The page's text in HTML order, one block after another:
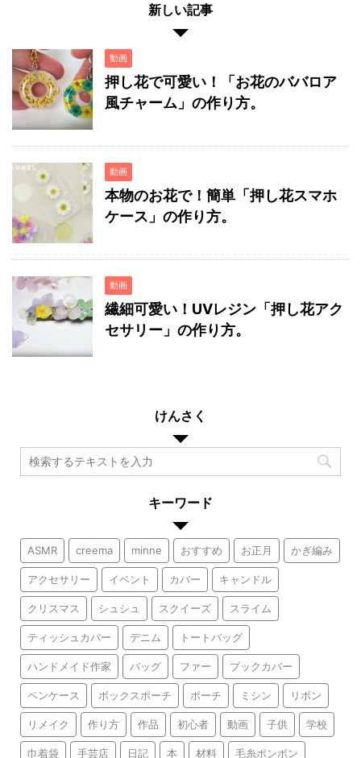
新しい記事
動画
押し花で可愛い！「お花のババロア
風チャーム」の作り方。
動画
本物のお花で！簡単「押し花スマホ
ケース」の作り方。
動画
繊細可愛い！UVレジン「押し花アク
セサリー」の作り方。
けんさく
キーワード
ASMR creema minne おすすめ お正月 かぎ編み
アクセサリー イベント カバー キャンドル
クリスマス シュシュ スクイーズ スライム
ティッシュカバー デニム トートバッグ
ハンドメイド作家 バッグ ファー ブックカバー
ペンケース ボックスポーチ ポーチ ミシン リボン
リメイク 作り方 作品 初心者 動画 子供 学校
巾着袋 手芸店 日記 本 材料 毛糸ポンポン